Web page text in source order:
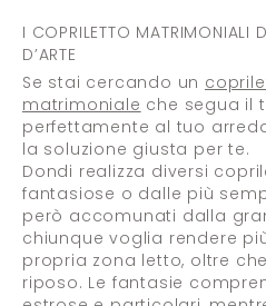
I COPRILETTO MATRIMONIALI
D’ARTE
Se stai cercando un
matrimoniale che segua il
perfettamente al tuo
la soluzione giusta per te.
Dondi realizza diversi
fantasiose o dalle più
però accomunati dalla
chiunque voglia rendere
propria zona letto, oltre
riposo. Le fantasie